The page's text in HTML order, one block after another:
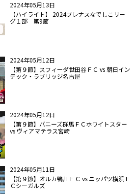
2024年05月13日
【ハイライト】 2024プレナスなでしこリー
グ１部 第9節
2024年05月12日
【第９節】スフィーダ世田谷ＦＣ vs 朝日イン
テック・ラブリッジ名古屋
2024年05月12日
【第９節】バニーズ群馬ＦＣホワイトスター
vs ヴィアマテラス宮崎
2024年05月11日
【第９節】オルカ鴨川ＦＣ vs ニッパツ横浜Ｆ
Ｃシーガルズ